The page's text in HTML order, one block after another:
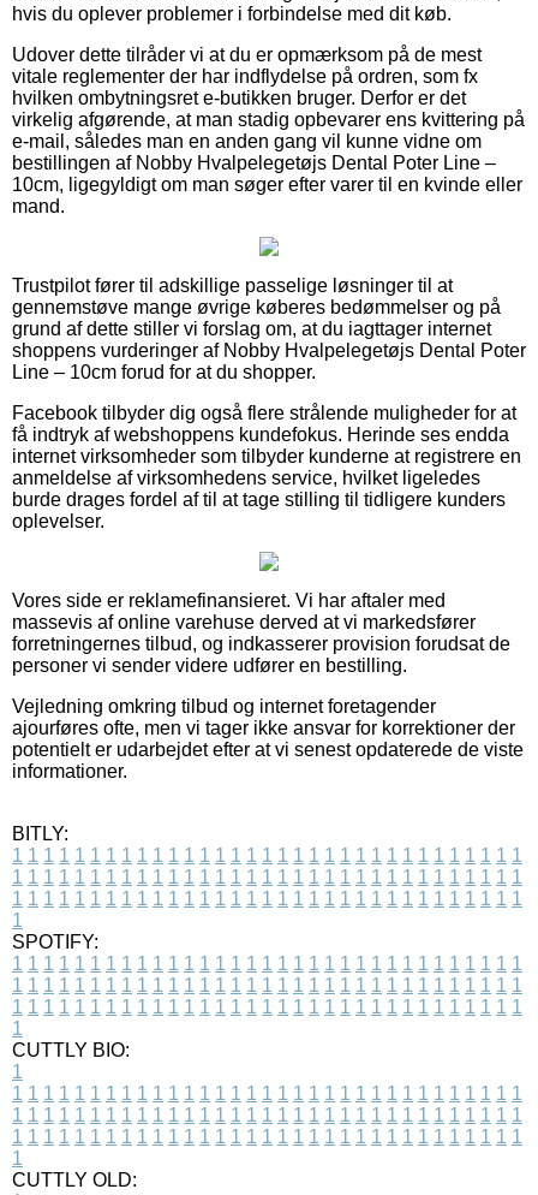
hvis du oplever problemer i forbindelse med dit køb.
Udover dette tilråder vi at du er opmærksom på de mest
vitale reglementer der har indflydelse på ordren, som fx
hvilken ombytningsret e-butikken bruger. Derfor er det
virkelig afgørende, at man stadig opbevarer ens kvittering på
e-mail, således man en anden gang vil kunne vidne om
bestillingen af Nobby Hvalpelegetøjs Dental Poter Line –
10cm, ligegyldigt om man søger efter varer til en kvinde eller
mand.
Trustpilot fører til adskillige passelige løsninger til at
gennemstøve mange øvrige køberes bedømmelser og på
grund af dette stiller vi forslag om, at du iagttager internet
shoppens vurderinger af Nobby Hvalpelegetøjs Dental Poter
Line – 10cm forud for at du shopper.
Facebook tilbyder dig også flere strålende muligheder for at
få indtryk af webshoppens kundefokus. Herinde ses endda
internet virksomheder som tilbyder kunderne at registrere en
anmeldelse af virksomhedens service, hvilket ligeledes
burde drages fordel af til at tage stilling til tidligere kunders
oplevelser.
Vores side er reklamefinansieret. Vi har aftaler med
massevis af online varehuse derved at vi markedsfører
forretningernes tilbud, og indkasserer provision forudsat de
personer vi sender videre udfører en bestilling.
Vejledning omkring tilbud og internet foretagender
ajourføres ofte, men vi tager ikke ansvar for korrektioner der
potentielt er udarbejdet efter at vi senest opdaterede de viste
informationer.
BITLY:
1 1 1 1 1 1 1 1 1 1 1 1 1 1 1 1 1 1 1 1 1 1 1 1 1 1 1 1 1 1 1 1 1
1 1 1 1 1 1 1 1 1 1 1 1 1 1 1 1 1 1 1 1 1 1 1 1 1 1 1 1 1 1 1 1 1
1 1 1 1 1 1 1 1 1 1 1 1 1 1 1 1 1 1 1 1 1 1 1 1 1 1 1 1 1 1 1 1 1
1
SPOTIFY:
1 1 1 1 1 1 1 1 1 1 1 1 1 1 1 1 1 1 1 1 1 1 1 1 1 1 1 1 1 1 1 1 1
1 1 1 1 1 1 1 1 1 1 1 1 1 1 1 1 1 1 1 1 1 1 1 1 1 1 1 1 1 1 1 1 1
1 1 1 1 1 1 1 1 1 1 1 1 1 1 1 1 1 1 1 1 1 1 1 1 1 1 1 1 1 1 1 1 1
1
CUTTLY BIO:
1
1 1 1 1 1 1 1 1 1 1 1 1 1 1 1 1 1 1 1 1 1 1 1 1 1 1 1 1 1 1 1 1 1
1 1 1 1 1 1 1 1 1 1 1 1 1 1 1 1 1 1 1 1 1 1 1 1 1 1 1 1 1 1 1 1 1
1 1 1 1 1 1 1 1 1 1 1 1 1 1 1 1 1 1 1 1 1 1 1 1 1 1 1 1 1 1 1 1 1
1
CUTTLY OLD: